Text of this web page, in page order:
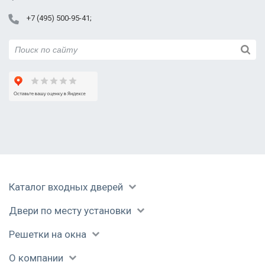
+7 (495) 500-95-41
Каталог входных дверей
Двери по месту установки
Решетки на окна
О компании